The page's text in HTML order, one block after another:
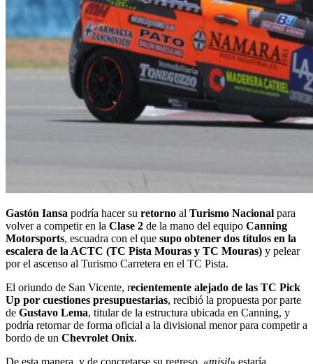
Gastón Iansa podría hacer su retorno al Turismo Nacional para
volver a competir en la Clase 2 de la mano del equipo Canning
Motorsports, escuadra con el que supo obtener dos títulos en la
escalera de la ACTC (TC Pista Mouras y TC Mouras) y pelear
por el ascenso al Turismo Carretera en el TC Pista.
El oriundo de San Vicente, recientemente alejado de las TC Pick
Up por cuestiones presupuestarias, recibió la propuesta por parte
de Gustavo Lema, titular de la estructura ubicada en Canning, y
podría retornar de forma oficial a la divisional menor para competir a
bordo de un Chevrolet Onix.
De esta manera, y de concretarse su regreso, «misil» estaría